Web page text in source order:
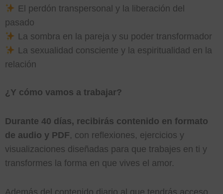
El perdón transpersonal y la liberación del
pasado
La sombra en la pareja y su poder transformador
La sexualidad consciente y la espiritualidad en la
relación
¿Y cómo vamos a trabajar?
Durante 40 días, recibirás contenido en formato
de audio y PDF, con reflexiones, ejercicios y
visualizaciones diseñadas para que trabajes en ti y
transformes la forma en que vives el amor.
Además del contenido diario al que tendrás acceso